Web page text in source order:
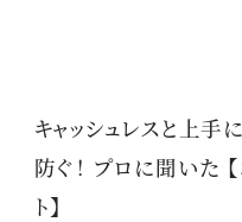
キャッシュレスと上
防ぐ！ プロに聞いた
ト】